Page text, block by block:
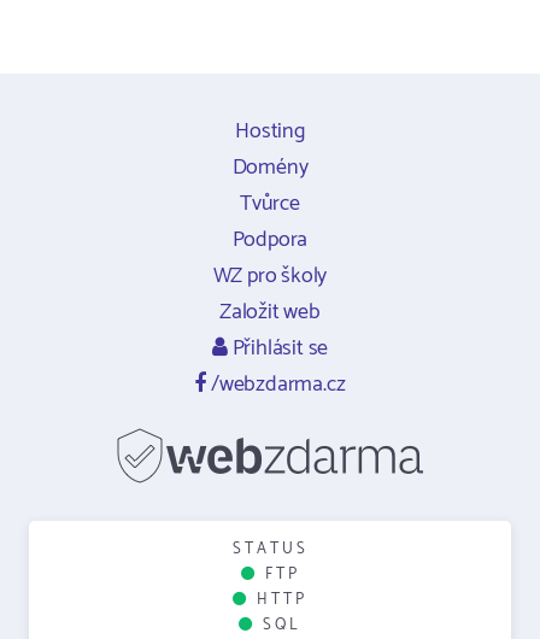
Hosting
Domény
Tvůrce
Podpora
WZ pro školy
Založit web
Přihlásit se
/webzdarma.cz
STATUS
FTP
HTTP
SQL